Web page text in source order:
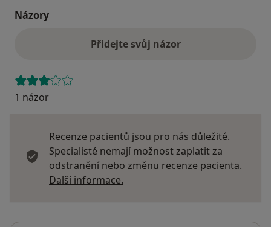
Názory
Přidejte svůj názor
1 názor
Recenze pacientů jsou pro nás důležité.
Specialisté nemají možnost zaplatit za
odstranění nebo změnu recenze pacienta.
Další informace.